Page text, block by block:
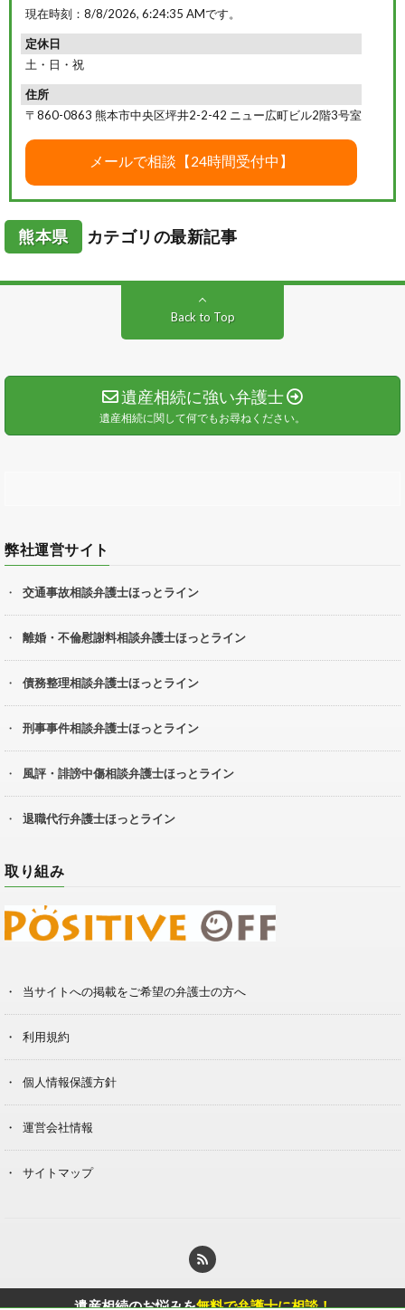
遺産相続のお悩みを無料で弁護士に相談！
現在時刻： 8/8/2026, 6:24:37 AMです。
定休日
土・日・祝
住所
〒860-0863 熊本市中央区坪井2-2-42 ニュー広町ビル2階3号室
熊本県 カテゴリの最新記事
Back to Top
遺産相続に強い弁護士
遺産相続に関して何でもお尋ねください。
弊社運営サイト
交通事故相談弁護士ほっとライン
離婚・不倫慰謝料相談弁護士ほっとライン
債務整理相談弁護士ほっとライン
刑事事件相談弁護士ほっとライン
風評・誹謗中傷相談弁護士ほっとライン
退職代行弁護士ほっとライン
取り組み
当サイトへの掲載をご希望の弁護士の方へ
利用規約
個人情報保護方針
運営会社情報
サイトマップ
© Copyright 2020 Berg Klein Inc.